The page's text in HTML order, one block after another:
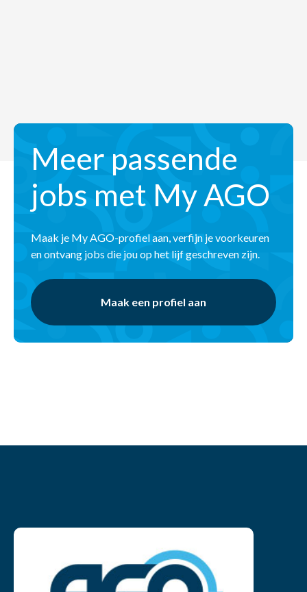
Meer passende
jobs met My AGO
Maak je My AGO-profiel aan, verfijn je voorkeuren
en ontvang jobs die jou op het lijf geschreven zijn.
Maak een profiel aan